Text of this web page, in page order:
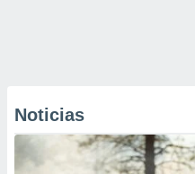
Noticias